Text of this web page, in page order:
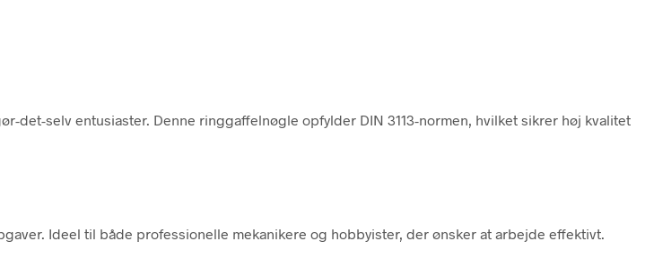
selv entusiaster. Denne ringgaffelnøgle opfylder DIN 3113-normen, hvilket sikrer høj kvalitet
Ideel til både professionelle mekanikere og hobbyister, der ønsker at arbejde effektivt.